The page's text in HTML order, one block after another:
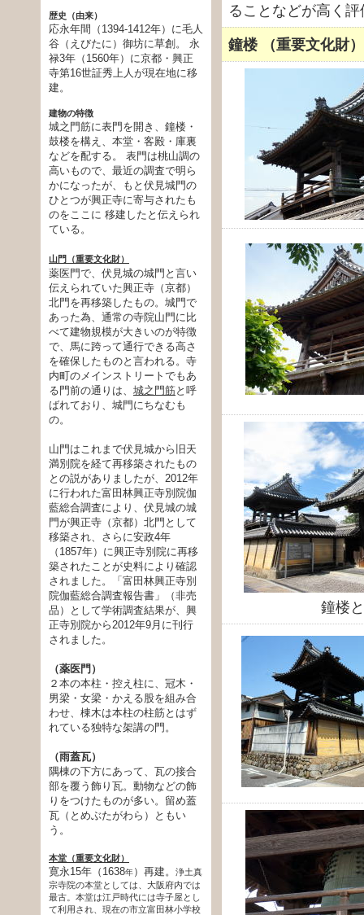
ることなどが高く
鐘楼 （重要文化財）
鐘楼
歴史（由来）
応永年間（1394-1412年）に毛人
谷（えびたに）御坊に草創。 永
禄3年（1560年）に京都・興正
寺第16世証秀上人が現在地に移
建。
建物の特徴
城之門筋に表門を開き、鐘楼・
鼓楼を構え、本堂・客殿・庫裏
などを配する。 表門は桃山調の
高いもので、最近の調査で明ら
かになったが、もと伏見城門の
ひとつが興正寺に寄与されたも
のをここに 移建したと伝えられ
ている。
山門（重要文化財）
薬医門で、伏見城の城門と言い
伝えられていた興正寺（京都）
北門を再移築したもの。城門で
あった為、通常の寺院山門に比
べて建物規模が大きいのが特徴
で、馬に跨って通行できる高さ
を確保したものと言われる。寺
内町のメインストリートでもあ
る門前の通りは、 城之門筋と呼
ばれており、城門にちなむも
の。
山門はこれまで伏見城から旧天
満別院を経て再移築されたもの
との説がありましたが、2012年
に行われた富田林興正寺別院伽
藍総合調査により、伏見城の城
門が興正寺（京都）北門として
移築され、さらに安政4年
（1857年）に興正寺別院に再移
築されたことが史料により確認
されました。「富田林興正寺別
院伽藍総合調査報告書」（非売
品）として学術調査結果が、興
正寺別院から2012年9月に刊行
されました。
（薬医門）
２本の本柱・控え柱に、冠木・
男梁・女梁・かえる股を組み合
わせ、棟木は本柱の柱筋とはず
れている独特な架講の門。
（雨蓋瓦）
隅棟の下方にあって、瓦の接合
部を覆う飾り瓦。動物などの飾
りをつけたものが多い。留め蓋
瓦（とめぶたがわら）ともい
う。
本堂（重要文化財）
寛永15年（1638年）再建。
浄土真
宗寺院の本堂としては、大阪府内では
最古。本堂は江戸時代には寺子屋とし
て利用され、現在の市立富田林小学校